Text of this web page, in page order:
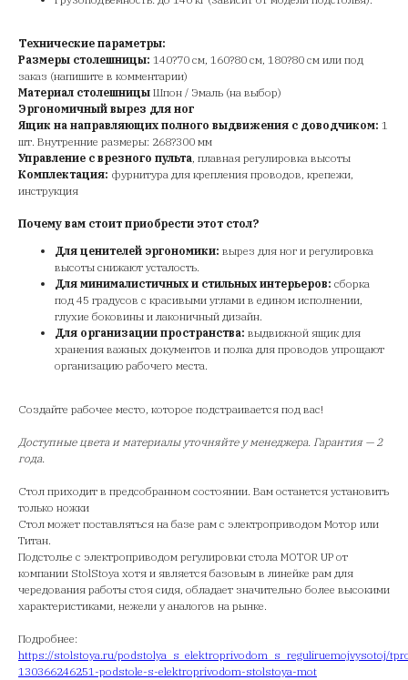
Технические параметры:
Размеры столешницы: 140?70 см, 160?80 см, 180?80 см или под
заказ (напишите в комментарии)
Материал столешницы Шпон / Эмаль (на выбор)
Эргономичный вырез для ног
Ящик на направляющих полного выдвижения с доводчиком: 1
шт. Внутренние размеры: 268?300 мм
Управление с врезного пульта, плавная регулировка высоты
Комплектация: фурнитура для крепления проводов, крепежи,
инструкция
Почему вам стоит приобрести этот стол?
Для ценителей эргономики: вырез для ног и регулировка
высоты снижают усталость.
Для минималистичных и стильных интерьеров: сборка
под 45 градусов с красивыми углами в едином исполнении,
глухие боковины и лаконичный дизайн.
Для организации пространства: выдвижной ящик для
хранения важных документов и полка для проводов упрощают
организацию рабочего места.
Создайте рабочее место, которое подстраивается под вас!
Доступные цвета и материалы уточняйте у менеджера. Гарантия — 2
года.
Стол приходит в предсобранном состоянии. Вам останется установить
только ножки
Стол может поставляться на базе рам с электроприводом Мотор или
Титан.
Подстолье с электроприводом регулировки стола MOTOR UP от
компании StolStoya хотя и является базовым в линейке рам для
чередования работы стоя сидя, обладает значительно более высокими
характеристиками, нежели у аналогов на рынке.
Подробнее:
https://stolstoya.ru/podstolya_s_elektroprivodom_s_reguliruemojvysotoj/
130366246251-podstole-s-elektroprivodom-stolstoya-mot